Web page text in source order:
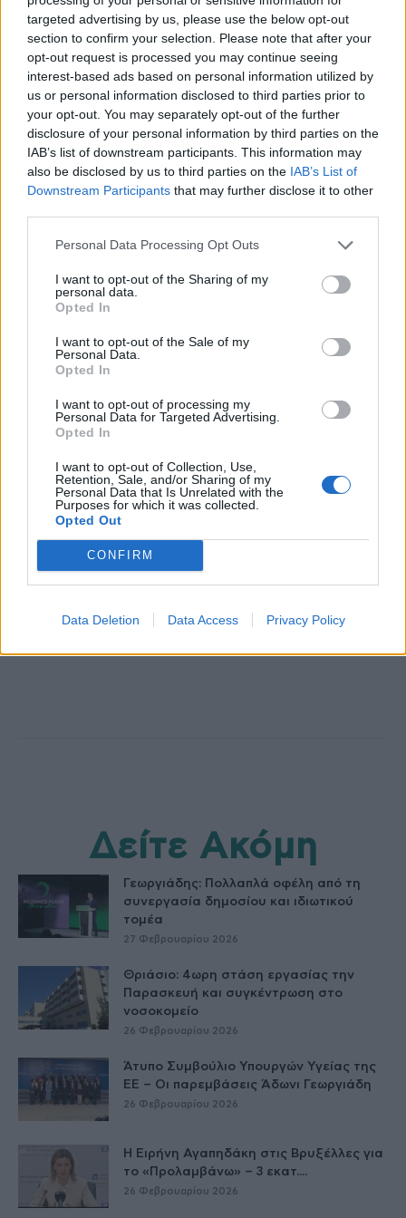
targeted advertising by us, please use the below opt-out
section to confirm your selection. Please note that after your
opt-out request is processed you may continue seeing
interest-based ads based on personal information utilized by
us or personal information disclosed to third parties prior to
your opt-out. You may separately opt-out of the further
disclosure of your personal information by third parties on the
IAB’s list of downstream participants. This information may
also be disclosed by us to third parties on the IAB’s List of
Downstream Participants that may further disclose it to other
Personal Data Processing Opt Outs
I want to opt-out of the Sharing of my
personal data.
Opted In
I want to opt-out of the Sale of my
Personal Data.
Opted In
I want to opt-out of processing my
Personal Data for Targeted Advertising.
Opted In
I want to opt-out of Collection, Use,
Retention, Sale, and/or Sharing of my
Personal Data that Is Unrelated with the
Purposes for which it was collected.
Opted Out
CONFIRM
Data Deletion Data Access Privacy Policy
στο κομμάτι του κλειστού προϋπολογισμού θα
γίνουν, αλλά ο κλειστός προϋπολογισμός θα
ισχύσει και πρέπει να γίνει αντιληπτό ότι η
χώρα μας θα έχει την κατανάλωση που της
αναλογεί και όχι υπερκατανάλωση».
ΠΗΓΗ: mononews
Διαβάστε επίσης
Ελπίδες για τα επικαιροποιημένα εμβόλια
&#8211; Από σήμερα οι πρώτοι εμβολιασμοί
εφηβεία και στην εφηβεία
Βίκυ Καρατζαφέρη
Δείτε Ακόμη
Γεωργιάδης: Πολλαπλά οφέλη από τη
συνεργασία δημοσίου και ιδιωτικού
τομέα
27 Φεβρουαρίου 2026
Θριάσιο: 4ωρη στάση εργασίας την
Παρασκευή και συγκέντρωση στο
νοσοκομείο
26 Φεβρουαρίου 2026
Άτυπο Συμβούλιο Υπουργών Υγείας της
ΕE – Οι παρεμβάσεις Άδωνι Γεωργιάδη
26 Φεβρουαρίου 2026
Η Ειρήνη Αγαπηδάκη στις Βρυξέλλες για
το «Προλαμβάνω» – 3 εκατ....
26 Φεβρουαρίου 2026